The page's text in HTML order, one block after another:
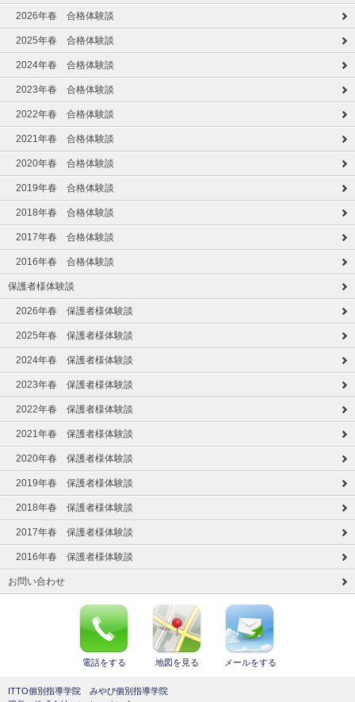
2026年春 合格体験談
2025年春 合格体験談
2024年春 合格体験談
2023年春 合格体験談
2022年春 合格体験談
2021年春 合格体験談
2020年春 合格体験談
2019年春 合格体験談
2018年春 合格体験談
2017年春 合格体験談
2016年春 合格体験談
保護者様体験談
2026年春 保護者様体験談
2025年春 保護者様体験談
2024年春 保護者様体験談
2023年春 保護者様体験談
2022年春 保護者様体験談
2021年春 保護者様体験談
2020年春 保護者様体験談
2019年春 保護者様体験談
2018年春 保護者様体験談
2017年春 保護者様体験談
2016年春 保護者様体験談
お問い合わせ
電話をする 地図を見る メールをする
ITTO個別指導学院 みやび個別指導学院